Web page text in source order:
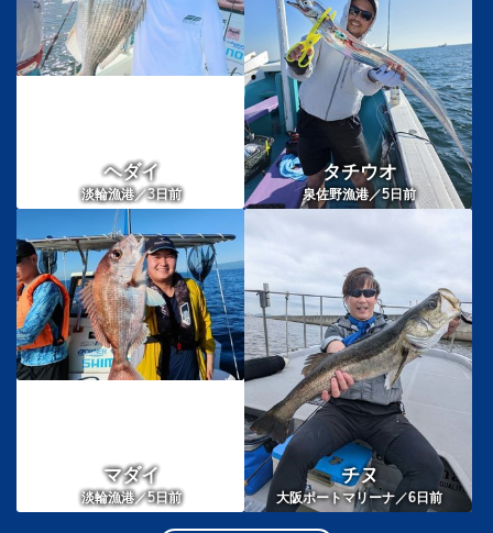
ヘダイ
淡輪漁港／3日前
タチウオ
泉佐野漁港／5 日前
マダイ
淡輪漁港／5日前
チヌ
大阪ポートマリーナ／6 日前